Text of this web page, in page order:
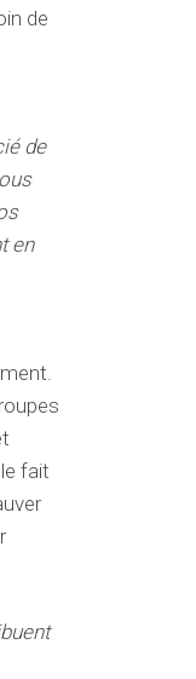
de
de
en
fait